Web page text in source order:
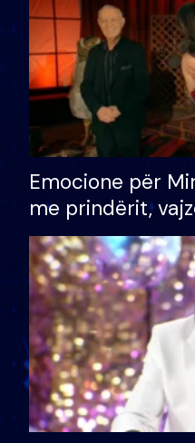
Emocione për
me prindërit,
bashkëshorten:
divorci apo jo?